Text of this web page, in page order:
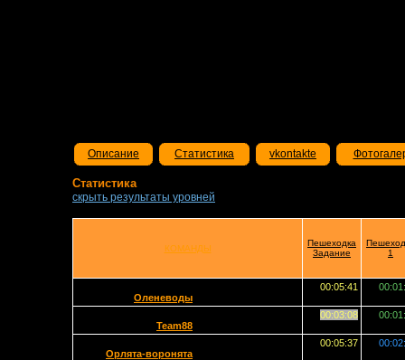
Описание Статистика vkontakte
Статистика
скрыть результаты уровней
КОМАНДЫ
Пешеходка
Задание
1
Оленеводы
00:05:41
Team88
00:03:08
Орлята-воронята
00:05:37